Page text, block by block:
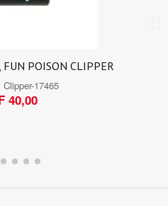
POISON CLIPPER
Clipper-17465
40,00